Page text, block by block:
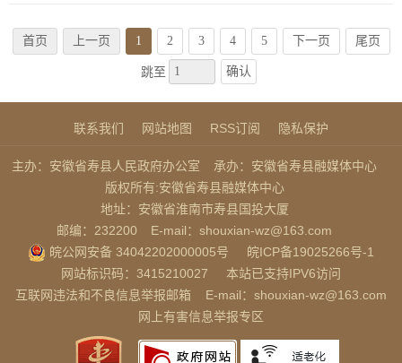
首页 上一页 1 2 3 4 5 下一页 尾页
跳至 确认
联系我们 网站地图 RSS订阅 隐私保护
主办：安徽省寿县人民政府办公室
承办：安徽省寿县融媒体中心
版权所有:安徽省寿县融媒体中心
地址：安徽省淮南市寿县国投大厦
邮编：232200
E-mail：shouxian-wz@163.com
皖公网安备 34042202000005号
皖ICP备19025266号-1
网站标识码：3415210027
本站已支持IPV6访问
互联网违法和不良信息举报邮箱
E-mail：shouxian-wz@163.com
网上有害信息举报专区